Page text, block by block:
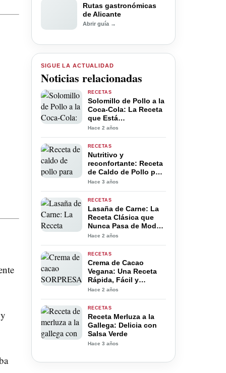
Rutas gastronómicas
de Alicante
Abrir guía →
SIGUE LA ACTUALIDAD
Noticias relacionadas
RECETAS
Solomillo de Pollo a la
Coca-Cola: La Receta
que Está
Revolucionando la
Hace 2 años
RECETAS
Nutritivo y
reconfortante: Receta
de Caldo de Pollo para
Bebés»
Hace 3 años
RECETAS
Lasaña de Carne: La
Receta Clásica que
Nunca Pasa de Moda
🍽️
Hace 2 años
RECETAS
Crema de Cacao
Vegana: Una Receta
Rápida, Fácil y
Deliciosa
Hace 2 años
RECETAS
Receta Merluza a la
Gallega: Delicia con
Salsa Verde
Hace 3 años